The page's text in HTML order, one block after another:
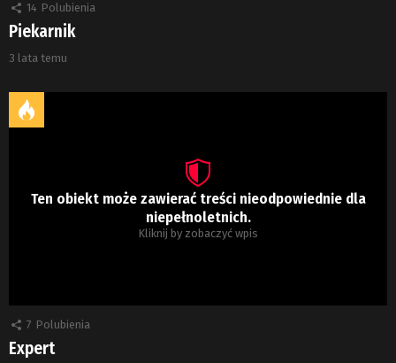
14 Polubienia
Piekarnik
3 lata temu
Ten obiekt może zawierać treści nieodpowiednie dla
niepełnoletnich.
Kliknij by zobaczyć wpis
7 Polubienia
Expert